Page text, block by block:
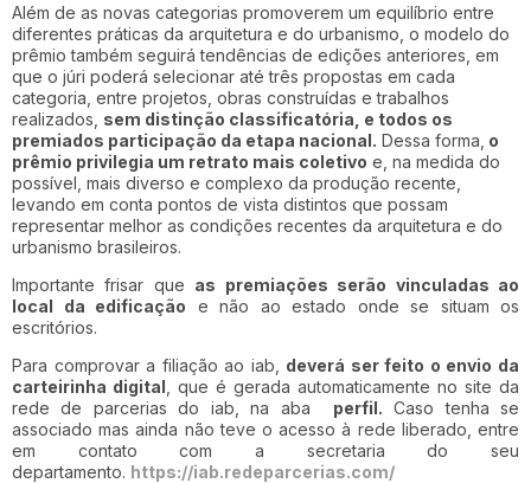
Além de as novas categorias promoverem um equilíbrio entre
diferentes práticas da arquitetura e do urbanismo, o modelo do
prêmio também seguirá tendências de edições anteriores, em
que o júri poderá selecionar até três propostas em cada
categoria, entre projetos, obras construídas e trabalhos
realizados, sem distinção classificatória, e todos os
premiados participação da etapa nacional. Dessa forma, o
prêmio privilegia um retrato mais coletivo e, na medida do
possível, mais diverso e complexo da produção recente,
levando em conta pontos de vista distintos que possam
representar melhor as condições recentes da arquitetura e do
urbanismo brasileiros.
Importante frisar que as premiações serão vinculadas ao
local da edificação e não ao estado onde se situam os
escritórios.
Para comprovar a filiação ao iab, deverá ser feito o envio da
carteirinha digital , que é gerada automaticamente no site da
rede de parcerias do iab, na aba perfil. Caso tenha se
associado mas ainda não teve o acesso à rede liberado, entre
em contato com a secretaria do seu
departamento. https://iab.redeparcerias.com/